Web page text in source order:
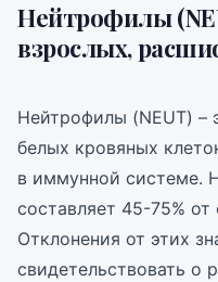
Нейтрофилы
взрослых,
Нейтрофилы (NEUT) –
белых кровяных
в иммунной системе.
составляет 45-75%
Отклонения от этих
свидетельствовать о